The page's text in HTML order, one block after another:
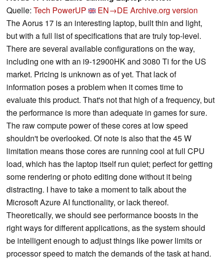
Quelle: Tech PowerUP EN→DE Archive.org version
The Aorus 17 is an interesting laptop, built thin and light,
but with a full list of specifications that are truly top-level.
There are several available configurations on the way,
including one with an i9-12900HK and 3080 Ti for the US
market. Pricing is unknown as of yet. That lack of
information poses a problem when it comes time to
evaluate this product. That's not that high of a frequency, but
the performance is more than adequate in games for sure.
The raw compute power of these cores at low speed
shouldn't be overlooked. Of note is also that the 45 W
limitation means those cores are running cool at full CPU
load, which has the laptop itself run quiet; perfect for getting
some rendering or photo editing done without it being
distracting. I have to take a moment to talk about the
Microsoft Azure AI functionality, or lack thereof.
Theoretically, we should see performance boosts in the
right ways for different applications, as the system should
be intelligent enough to adjust things like power limits or
processor speed to match the demands of the task at hand.